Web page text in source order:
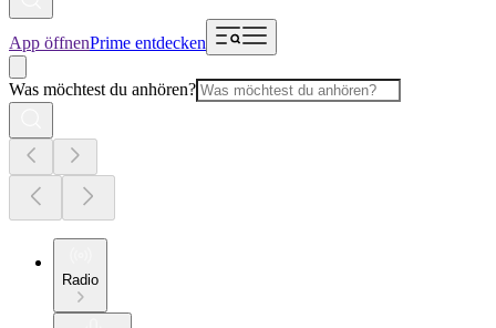
App öffnenPrime entdecken
Was möchtest du anhören?
Radio